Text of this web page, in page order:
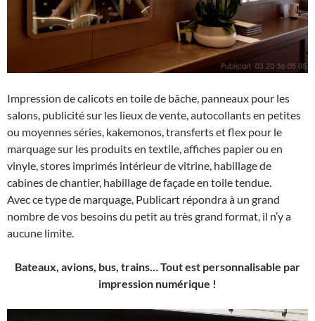
Impression de calicots en toile de bâche, panneaux pour les
salons, publicité sur les lieux de vente, autocollants en petites
ou moyennes séries, kakemonos, transferts et flex pour le
marquage sur les produits en textile, affiches papier ou en
vinyle, stores imprimés intérieur de vitrine, habillage de
cabines de chantier, habillage de façade en toile tendue.
Avec ce type de marquage, Publicart répondra à un grand
nombre de vos besoins du petit au très grand format, il n’y a
aucune limite.
Bateaux, avions, bus, trains… Tout est personnalisable par
impression numérique !